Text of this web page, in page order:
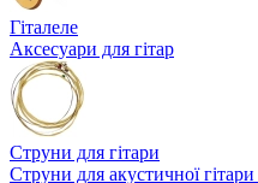
Гіталеле
Аксесуари для гітар
Струни для гітари
Струни для акустичної гітари